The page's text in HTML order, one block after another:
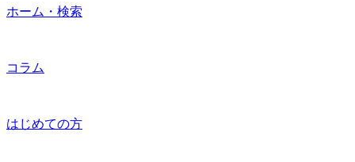
ホーム・検索
コラム
はじめての方